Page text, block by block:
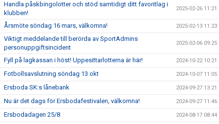
Handla påskbingolotter och stöd samtidigt ditt favoritlag i
klubben!
2025-02-26 11:21
Årsmöte söndag 16 mars, välkomna! 2025-02-13 11:23
Viktigt meddelande till berörda av SportAdmins
personuppgiftsincident
2025-02-06 09:25
Fyll på lagkassan i höst! Uppesittarlotterna är här! 2024-10-22 10:21
Fotbollsavslutning söndag 13 okt 2024-10-07 11:05
Ersboda SK:s lånebank 2024-09-27 13:21
Nu är det dags för Ersbodafestivalen, välkomna! 2024-09-27 11:46
Ersbodadagen 25/8 2024-08-17 08:44